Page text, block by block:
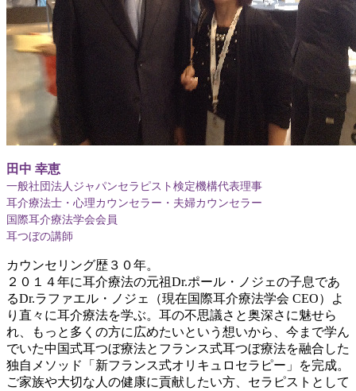
田中 幸恵
一般社団法人ジャパンセラピスト検定機構代表理事
耳介療法士・心理カウンセラー・夫婦カウンセラー
国際耳介療法学会会員
耳つぼの講師
カウンセリング歴３０年。
２０１４年に耳介療法の元祖Dr.ポール・ノジェの子息であ
るDr.ラファエル・ノジェ（現在国際耳介療法学会 CEO）よ
り直々に耳介療法を学ぶ。耳の不思議さと奥深さに魅せら
れ、もっと多くの方に広めたいという想いから、今まで学ん
でいた中国式耳つぼ療法とフランス式耳つぼ療法を融合した
独自メソッド「新フランス式オリキュロセラピー」を完成。
ご家族や大切な人の健康に貢献したい方、セラピストとして